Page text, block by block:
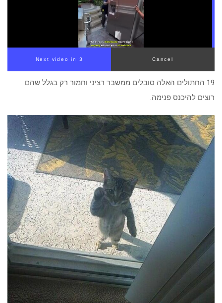
19 החתולים האלה סובלים ממשבר רציני וחמור רק בגלל שהם
רוצים להיכנס פנימה.